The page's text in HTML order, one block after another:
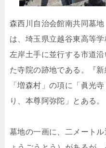
森西川自治会館南共同墓
は、埼玉県立越谷東高等
左岸土手に並行する市道
た寺院の跡地である。『
「増森村」の項に「眞光
り、本尊阿弥陀」とある。
墓地の一画に、二メート